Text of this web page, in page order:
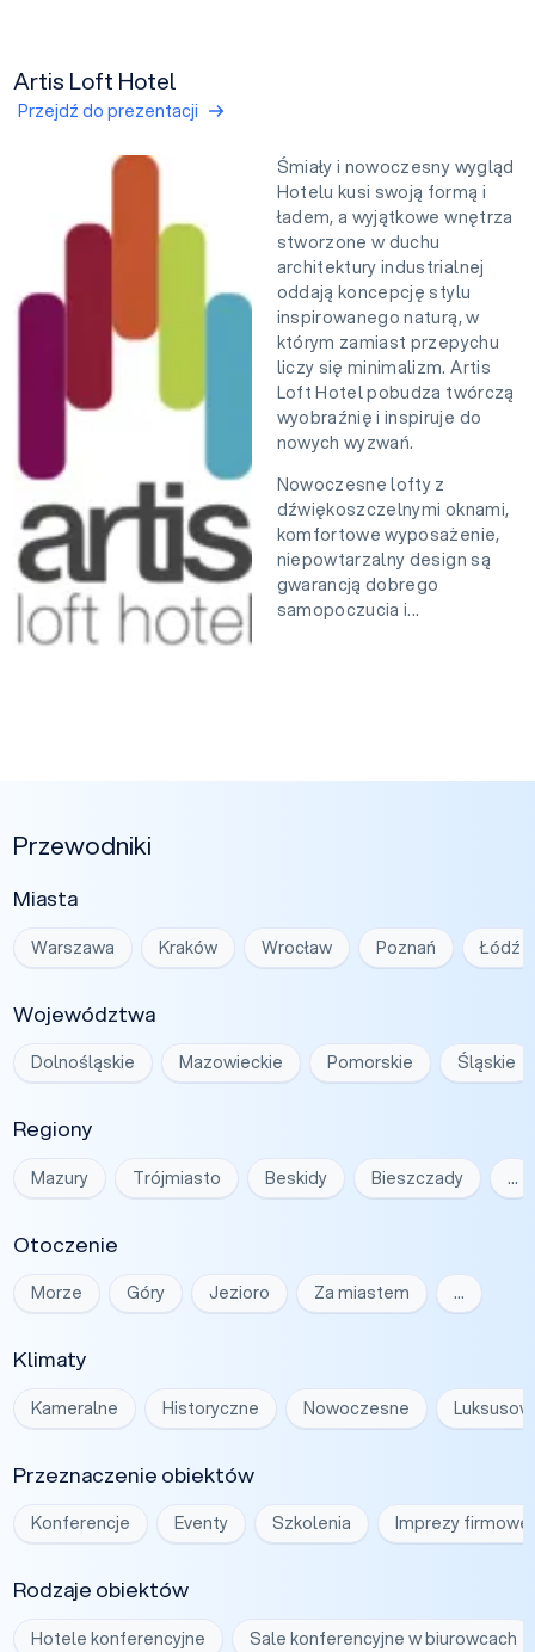
Artis Loft Hotel
Przejdź do prezentacji
Śmiały i nowoczesny wygląd
Hotelu kusi swoją formą i
ładem, a wyjątkowe wnętrza
stworzone w duchu
architektury industrialnej
oddają koncepcję stylu
inspirowanego naturą, w
którym zamiast przepychu
liczy się minimalizm. Artis
Loft Hotel pobudza twórczą
wyobraźnię i inspiruje do
nowych wyzwań.
Nowoczesne lofty z
dźwiękoszczelnymi oknami,
komfortowe wyposażenie,
niepowtarzalny design są
gwarancją dobrego
samopoczucia i...
Przewodniki
Miasta
Warszawa Kraków Wrocław Poznań Łódź
Województwa
Dolnośląskie Mazowieckie Pomorskie Śląskie
Regiony
Mazury Trójmiasto Beskidy Bieszczady …
Otoczenie
Morze Góry Jezioro Za miastem …
Klimaty
Kameralne Historyczne Nowoczesne
Przeznaczenie obiektów
Konferencje Eventy Szkolenia Imprezy firmowe
Rodzaje obiektów
Hotele konferencyjne Sale konferencyjne w biurowcach